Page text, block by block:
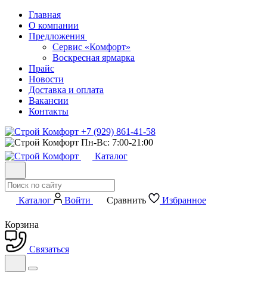
Главная
О компании
Предложения
Сервис «Комфорт»
Воскресная ярмарка
Прайс
Новости
Доставка и оплата
Вакансии
Контакты
+7 (929) 861-41-58
Пн-Вс: 7:00-21:00
Каталог
Каталог Войти Сравнить Избранное
Корзина
Связаться